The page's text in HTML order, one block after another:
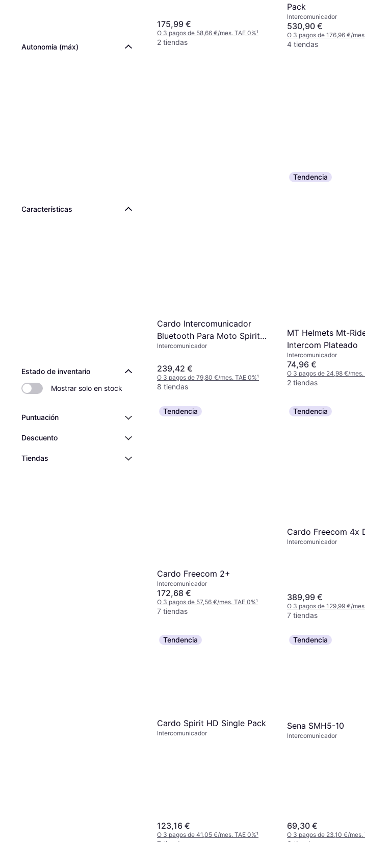
Autonomía (máx)
Características
Estado de inventario
Mostrar solo en stock
Puntuación
Descuento
Tiendas
175,99 €
O 3 pagos de 58,66 €/mes. TAE 0%¹
2 tiendas
Pack
Intercomunicador
530,90 €
O 3 pagos de 176,96 €/
4 tiendas
Cardo Intercomunicador
Bluetooth Para Moto Spirit
Hd Duo - Noir
Intercomunicador
239,42 €
O 3 pagos de 79,80 €/mes. TAE 0%¹
8 tiendas
Tendencia
MT Helmets Mt-
Intercom Plateado
Intercomunicador
74,96 €
O 3 pagos de 24,98 €/mes.
2 tiendas
Tendencia
Cardo Freecom 2+
Intercomunicador
172,68 €
O 3 pagos de 57,56 €/mes. TAE 0%¹
7 tiendas
Tendencia
Cardo Freecom 4x
Intercomunicador
389,99 €
O 3 pagos de 129,99 €/
7 tiendas
Tendencia
Cardo Spirit HD Single Pack
Intercomunicador
123,16 €
O 3 pagos de 41,05 €/mes. TAE 0%¹
Tendencia
Sena SMH5-10
Intercomunicador
69,30 €
O 3 pagos de 23,10 €/mes.